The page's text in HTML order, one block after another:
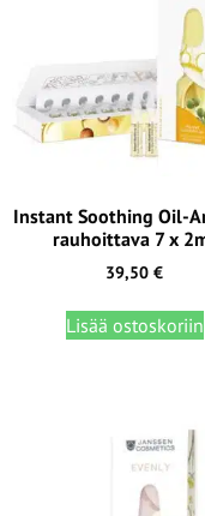
Instant Soothing Oil-
rauhoittava 7 x
39,50 €
Lisää ostoskoriin